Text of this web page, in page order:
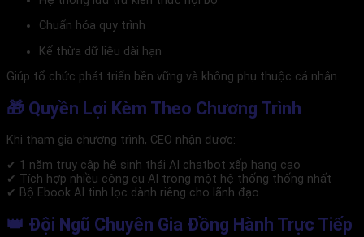
Chuẩn hóa quy trình
Kế thừa dữ liệu dài hạn
Giúp tổ chức phát triển bền vững và không phụ thuộc cá nhân.
🎁 Quyền Lợi Kèm Theo Chương Trình
Khi tham gia chương trình, CEO nhận được:
✔ 1 năm truy cập hệ sinh thái AI chatbot xếp hạng cao
✔ Tích hợp nhiều công cụ AI trong một hệ thống thống nhất
✔ Bộ Ebook AI tinh lọc dành riêng cho lãnh đạo
👑 Đội Ngũ Chuyên Gia Đồng Hành Trực Tiếp